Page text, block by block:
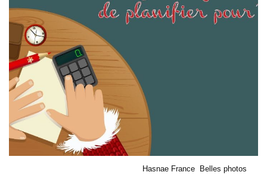
Belles photos
Hasnae France